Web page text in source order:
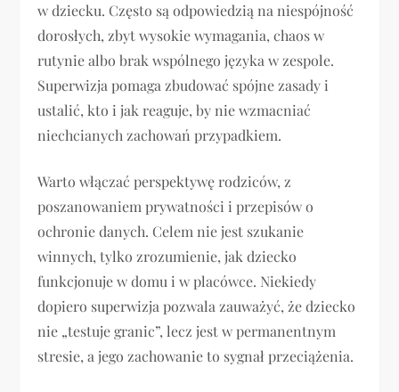
w dziecku. Często są odpowiedzią na niespójność
dorosłych, zbyt wysokie wymagania, chaos w
rutynie albo brak wspólnego języka w zespole.
Superwizja pomaga zbudować spójne zasady i
ustalić, kto i jak reaguje, by nie wzmacniać
niechcianych zachowań przypadkiem.
Warto włączać perspektywę rodziców, z
poszanowaniem prywatności i przepisów o
ochronie danych. Celem nie jest szukanie
winnych, tylko zrozumienie, jak dziecko
funkcjonuje w domu i w placówce. Niekiedy
dopiero superwizja pozwala zauważyć, że dziecko
nie „testuje granic”, lecz jest w permanentnym
stresie, a jego zachowanie to sygnał przeciążenia.